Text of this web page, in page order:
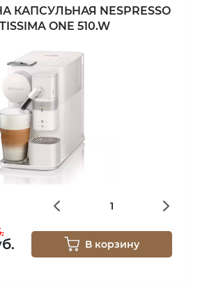
NESPRESSO
ONE 510.W
В корзину